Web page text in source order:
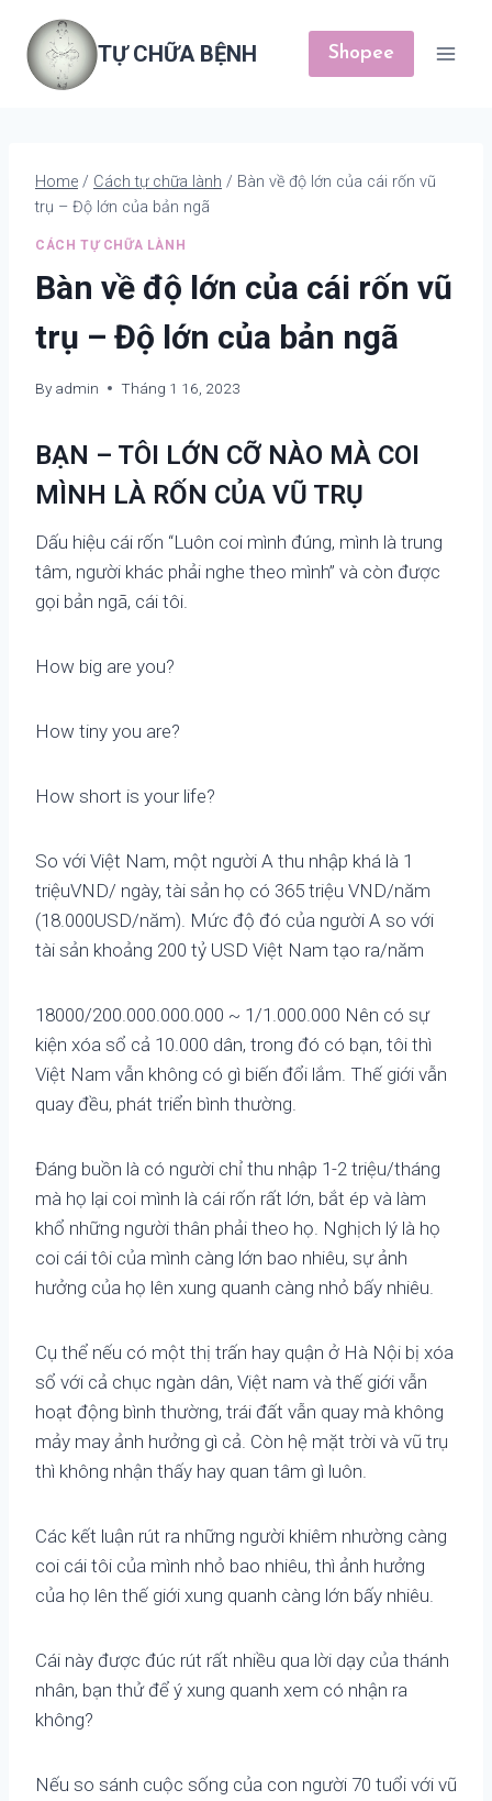
content
TỰ CHỮA BỆNH Shopee
Home / Cách tự chữa lành / Bàn về độ lớn của cái rốn vũ
trụ – Độ lớn của bản ngã
CÁCH TỰ CHỮA LÀNH
Bàn về độ lớn của cái rốn vũ
trụ – Độ lớn của bản ngã
By admin Tháng 1 16, 2023
BẠN – TÔI LỚN CỠ NÀO MÀ COI
MÌNH LÀ RỐN CỦA VŨ TRỤ
Dấu hiệu cái rốn “Luôn coi mình đúng, mình là trung
tâm, người khác phải nghe theo mình” và còn được
gọi bản ngã, cái tôi.
How big are you?
How tiny you are?
How short is your life?
So với Việt Nam, một người A thu nhập khá là 1
triệuVND/ ngày, tài sản họ có 365 triệu VND/năm
(18.000USD/năm). Mức độ đó của người A so với
tài sản khoảng 200 tỷ USD Việt Nam tạo ra/năm
18000/200.000.000.000 ~ 1/1.000.000 Nên có sự
kiện xóa sổ cả 10.000 dân, trong đó có bạn, tôi thì
Việt Nam vẫn không có gì biến đổi lắm. Thế giới vẫn
quay đều, phát triển bình thường.
Đáng buồn là có người chỉ thu nhập 1-2 triệu/tháng
mà họ lại coi mình là cái rốn rất lớn, bắt ép và làm
khổ những người thân phải theo họ. Nghịch lý là họ
coi cái tôi của mình càng lớn bao nhiêu, sự ảnh
hưởng của họ lên xung quanh càng nhỏ bấy nhiêu.
Cụ thể nếu có một thị trấn hay quận ở Hà Nội bị xóa
sổ với cả chục ngàn dân, Việt nam và thế giới vẫn
hoạt động bình thường, trái đất vẫn quay mà không
mảy may ảnh hưởng gì cả. Còn hệ mặt trời và vũ trụ
thì không nhận thấy hay quan tâm gì luôn.
Các kết luận rút ra những người khiêm nhường càng
coi cái tôi của mình nhỏ bao nhiêu, thì ảnh hưởng
của họ lên thế giới xung quanh càng lớn bấy nhiêu.
Cái này được đúc rút rất nhiều qua lời dạy của thánh
nhân, bạn thử để ý xung quanh xem có nhận ra
không?
Nếu so sánh cuộc sống của con người 70 tuổi với vũ